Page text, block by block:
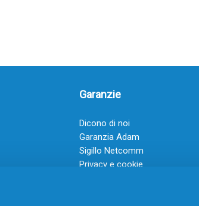
Garanzie
Dicono di noi
Garanzia Adam
Sigillo Netcomm
Privacy e cookie